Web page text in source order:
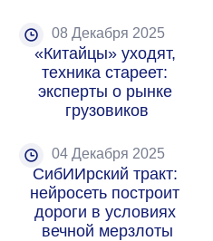
08 Декабря 2025
«Китайцы» уходят,
техника стареет:
эксперты о рынке
грузовиков
04 Декабря 2025
СибИИрский тракт:
нейросеть построит
дороги в условиях
вечной мерзлоты